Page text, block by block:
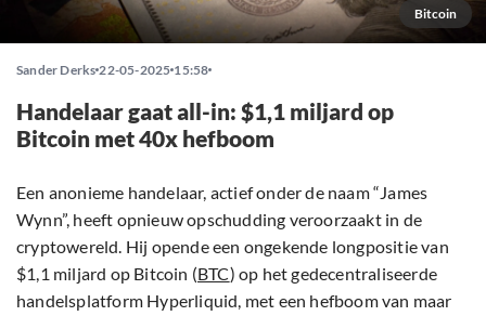
Bitcoin
Sander Derks 22-05-2025 15:58
Handelaar gaat all-in: $1,1 miljard op
Bitcoin met 40x hefboom
Een anonieme handelaar, actief onder de naam “James
Wynn”, heeft opnieuw opschudding veroorzaakt in de
cryptowereld. Hij opende een ongekende longpositie van
$1,1 miljard op Bitcoin (BTC) op het gedecentraliseerde
handelsplatform Hyperliquid, met een hefboom van maar